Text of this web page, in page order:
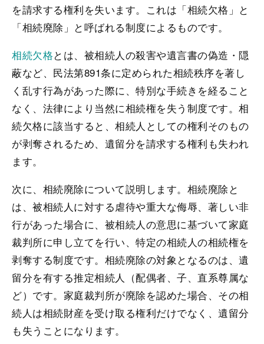
を請求する権利を失います。これは「相続欠格」と
「相続廃除」と呼ばれる制度によるものです。
相続欠格とは、被相続人の殺害や遺言書の偽造・隠
蔽など、民法第891条に定められた相続秩序を著し
く乱す行為があった際に、特別な手続きを経ること
なく、法律により当然に相続権を失う制度です。相
続欠格に該当すると、相続人としての権利そのもの
が剥奪されるため、遺留分を請求する権利も失われ
ます。
次に、相続廃除について説明します。相続廃除と
は、被相続人に対する虐待や重大な侮辱、著しい非
行があった場合に、被相続人の意思に基づいて家庭
裁判所に申し立てを行い、特定の相続人の相続権を
剥奪する制度です。相続廃除の対象となるのは、遺
留分を有する推定相続人（配偶者、子、直系尊属な
ど）です。家庭裁判所が廃除を認めた場合、その相
続人は相続財産を受け取る権利だけでなく、遺留分
も失うことになります。